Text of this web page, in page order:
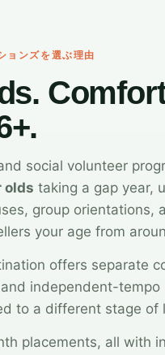
ョンズを選ぶ理由
social volunteer
olds taking a gap year,
group orientations,
your age from
offers separate
independent-
to a different stage of
placements, all with